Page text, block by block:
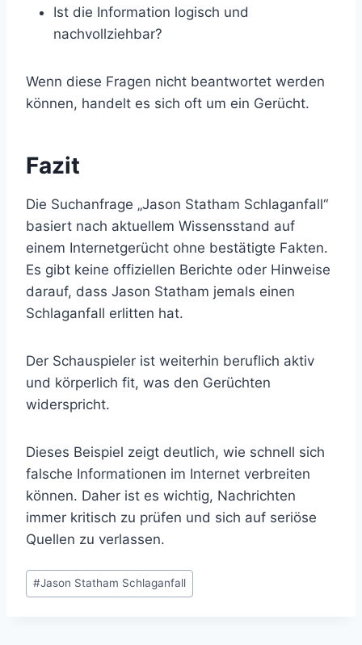
Ist die Information logisch und
nachvollziehbar?
Wenn diese Fragen nicht beantwortet werden
können, handelt es sich oft um ein Gerücht.
Fazit
Die Suchanfrage „Jason Statham Schlaganfall“
basiert nach aktuellem Wissensstand auf
einem Internetgerücht ohne bestätigte Fakten.
Es gibt keine offiziellen Berichte oder Hinweise
darauf, dass Jason Statham jemals einen
Schlaganfall erlitten hat.
Der Schauspieler ist weiterhin beruflich aktiv
und körperlich fit, was den Gerüchten
widerspricht.
Dieses Beispiel zeigt deutlich, wie schnell sich
falsche Informationen im Internet verbreiten
können. Daher ist es wichtig, Nachrichten
immer kritisch zu prüfen und sich auf seriöse
Quellen zu verlassen.
Post
Tags:
#Jason Statham Schlaganfall